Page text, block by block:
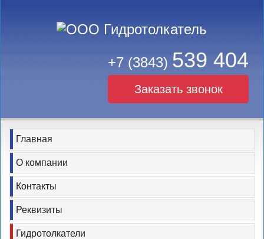
+7 (3843) 539 404
Заказать звонок
Главная
О компании
Контакты
Реквизиты
Гидротолкатели